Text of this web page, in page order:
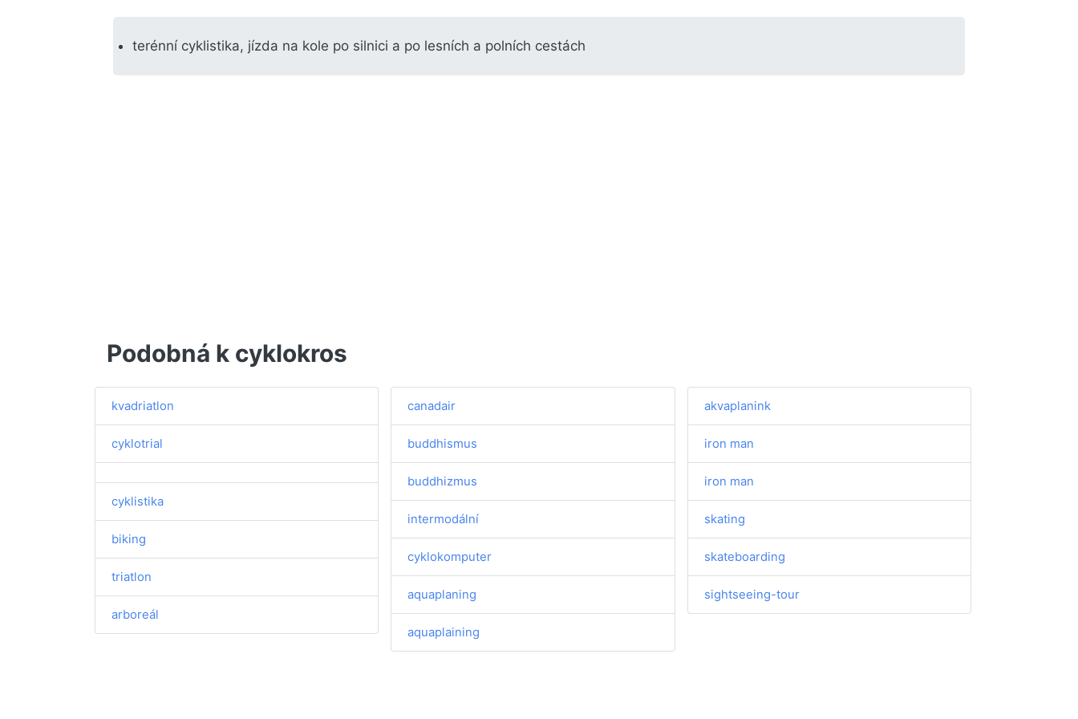
terénní cyklistika, jízda na kole po silnici a po lesních a polních cestách
Podobná k cyklokros
kvadriatlon
cyklotrial
cyklistika
biking
triatlon
arboreál
canadair
buddhismus
buddhizmus
intermodální
cyklokomputer
aquaplaning
aquaplaining
akvaplanink
iron man
iron man
skating
skateboarding
sightseeing-tour